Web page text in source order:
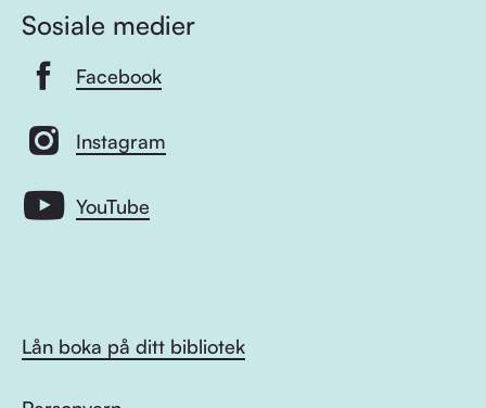
Sosiale medier
Facebook
Instagram
YouTube
Lån boka på ditt bibliotek